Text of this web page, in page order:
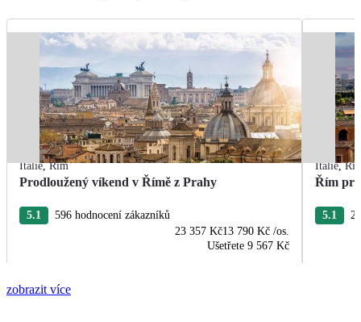
Itálie,Řím
Prodloužený víkend v Římě z Prahy
5.1
596 hodnocení zákazníků
23 357 Kč13 790 Kč /os.
Ušetřete 9 567 Kč
Itálie,
Řím
5.1
zobrazit více